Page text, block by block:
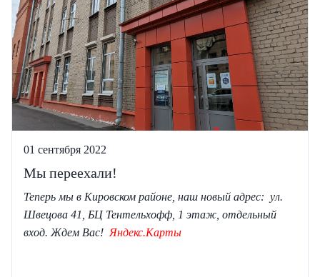
01 сентября 2022
Мы переехали!
Теперь мы в Кировском районе, наш новый адрес: ул.
Швецова 41, БЦ Тентельхофф, 1 этаж, отдельный
вход. Ждем Вас! Яндекс.Карты